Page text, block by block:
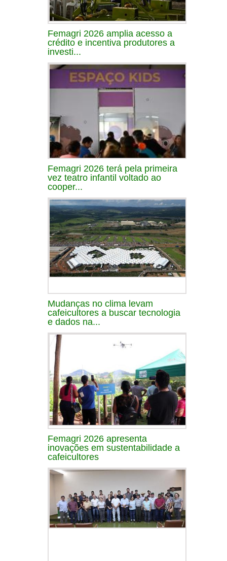
Femagri 2026 amplia acesso a
crédito e incentiva produtores a
investi...
Femagri 2026 terá pela primeira
vez teatro infantil voltado ao
cooper...
Mudanças no clima levam
cafeicultores a buscar tecnologia
e dados na...
Femagri 2026 apresenta
inovações em sustentabilidade a
cafeicultores